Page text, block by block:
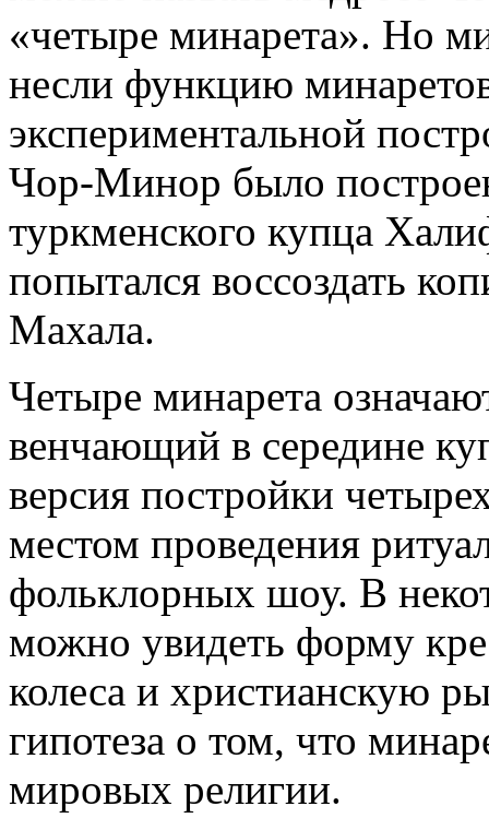
«четыре минарета». Но
несли функцию
экспериментальной
Чор-Минор было
туркменского купца
попытался воссоздать
Махала.
Четыре минарета
венчающий в середине
версия постройки
местом проведения
фольклорных шоу. В
можно увидеть форму
колеса и христианскую
гипотеза о том, что
мировых религии.